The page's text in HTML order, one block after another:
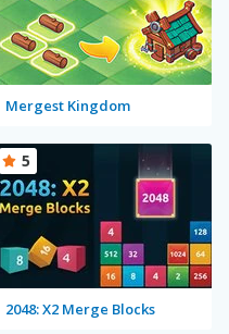
Mergest Kingdom
2048: X2 Merge Blocks
5